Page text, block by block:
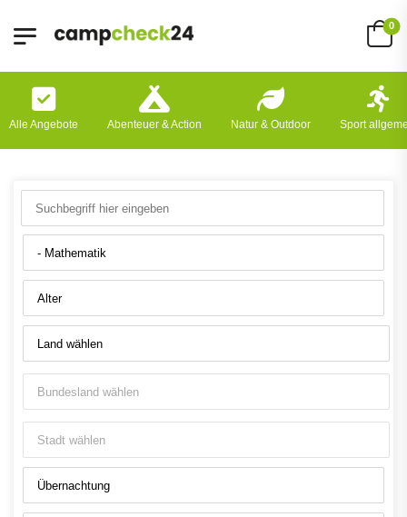
0
Alle Angebote Abenteuer & Action Natur & Outdoor Sport